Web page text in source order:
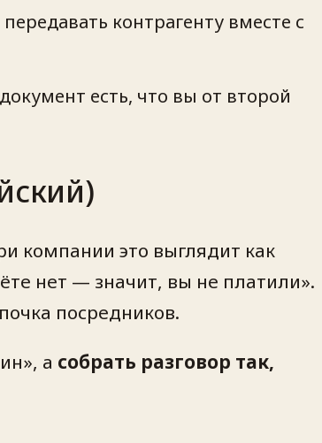
передавать контрагенту вместе с
есть, что вы от второй
компании это выглядит как
нет — значит, вы не платили».
посредников.
а собрать разговор так,